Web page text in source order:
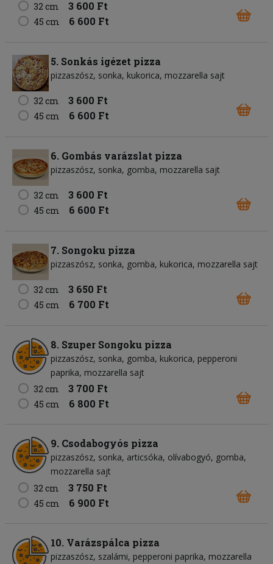
32 cm 3 600 Ft
45 cm 6 600 Ft
5. Sonkás igézet pizza
pizzaszósz sonka kukorica mozzarella sajt
32 cm 3 600 Ft
45 cm 6 600 Ft
6. Gombás varázslat pizza
pizzaszósz sonka gomba mozzarella sajt
32 cm 3 600 Ft
45 cm 6 600 Ft
7. Songoku pizza
pizzaszósz sonka gomba kukorica mozzarella sajt
32 cm 3 650 Ft
45 cm 6 700 Ft
8. Szuper Songoku pizza
pizzaszósz sonka gomba kukorica pepperoni
paprika mozzarella sajt
32 cm
3 700 Ft
45 cm 6 800 Ft
9. Csodabogyós pizza
pizzaszósz sonka articsóka olívabogyó gomba
mozzarella sajt
32 cm
3 750 Ft
45 cm 6 900 Ft
10. Varázspálca pizza
pizzaszósz szalámi pepperoni paprika mozzarella